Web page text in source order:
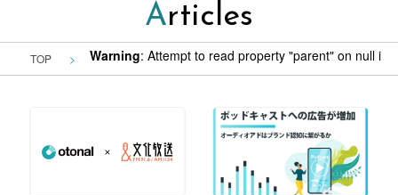
Articles
TOP Warning: Attempt to read property "parent" on null in